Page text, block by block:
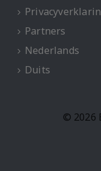
Partners
Nederlands
Duits
© 2026